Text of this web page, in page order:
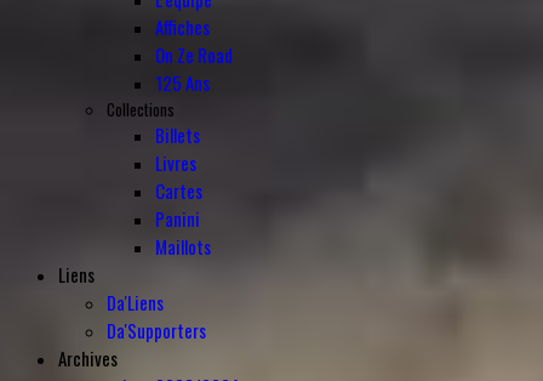
Affiches
On Ze Road
125 Ans
Collections
Billets
Livres
Cartes
Panini
Maillots
Liens
Da'Liens
Da'Supporters
Archives